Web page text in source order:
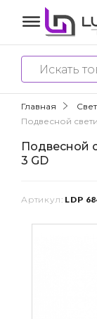
Главная
Подвесной
Подвесной
3 GD
Артикул: LDP